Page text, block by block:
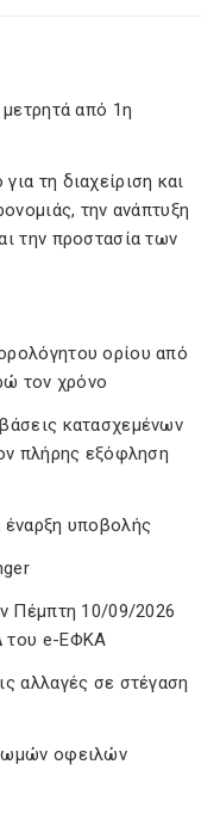
από 1η
τη διαχείριση και
την ανάπτυξη
την προστασία των
ορίου από
τον χρόνο
κατασχεμένων
πλήρης εξόφληση
υποβολής
Πέμπτη 10/09/2026
του e-ΕΦΚΑ
αλλαγές σε στέγαση
οφειλών